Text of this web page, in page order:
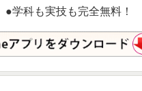
●学科も実技も完全無料！